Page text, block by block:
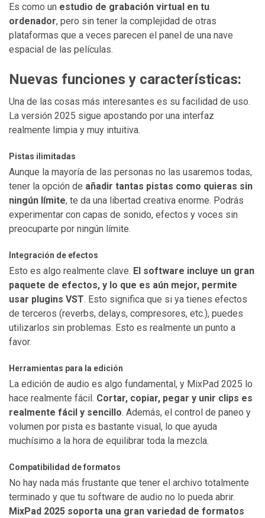
Es como un estudio de grabación virtual en tu
ordenador, pero sin tener la complejidad de otras
plataformas que a veces parecen el panel de una nave
espacial de las películas.
Nuevas funciones y características:
Una de las cosas más interesantes es su facilidad de uso.
La versión 2025 sigue apostando por una interfaz
realmente limpia y muy intuitiva.
Pistas ilimitadas
Aunque la mayoría de las personas no las usaremos todas,
tener la opción de añadir tantas pistas como quieras sin
ningún límite, te da una libertad creativa enorme. Podrás
experimentar con capas de sonido, efectos y voces sin
preocuparte por ningún límite.
Integración de efectos
Esto es algo realmente clave. El software incluye un gran
paquete de efectos, y lo que es aún mejor, permite
usar plugins VST. Esto significa que si ya tienes efectos
de terceros (reverbs, delays, compresores, etc.), puedes
utilizarlos sin problemas. Esto es realmente un punto a
favor.
Herramientas para la edición
La edición de audio es algo fundamental, y MixPad 2025 lo
hace realmente fácil. Cortar, copiar, pegar y unir clips es
realmente fácil y sencillo. Además, el control de paneo y
volumen por pista es bastante visual, lo que ayuda
muchísimo a la hora de equilibrar toda la mezcla.
Compatibilidad de formatos
No hay nada más frustante que tener el archivo totalmente
terminado y que tu software de audio no lo pueda abrir.
MixPad 2025 soporta una gran variedad de formatos